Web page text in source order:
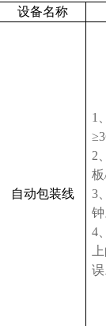
设备名称
自动包装线
1
2
板
3
钟
4
误